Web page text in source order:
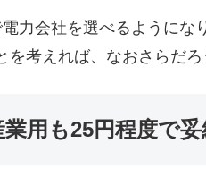
力会社を選べるようにな
考えれば、なおさらだろ
用も25円程度で